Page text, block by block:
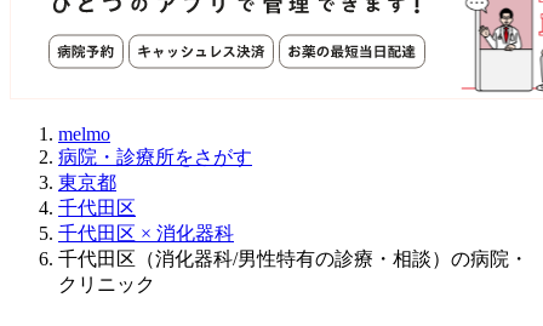
melmo
病院・診療所をさがす
東京都
千代田区
千代田区 × 消化器科
千代田区（消化器科/男性特有の診療・相談）の病院・
クリニック